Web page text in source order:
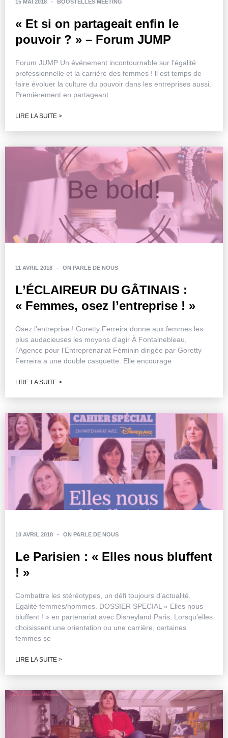
15 MAI 2018 - BOOSTELLES MEETING
« Et si on partageait enfin le
pouvoir ? » – Forum JUMP
Forum JUMP Un événement incontournable sur l’égalité
professionnelle et la carrière des femmes ! ll est temps de
faire évoluer la culture du pouvoir dans les entreprises aussi.
Premièrement en partageant
LIRE LA SUITE >
11 AVRIL 2018 - ON PARLE DE NOUS
L’ÉCLAIREUR DU GÂTINAIS :
« Femmes, osez l’entreprise ! »
Osez l’entreprise ! Goretty Ferreira donne aux femmes les
plus audacieuses les moyens d’agir À Fontainebleau,
l’Agence pour l’Entreprenariat Féminin dirigée par Goretty
Ferreira a une double casquette. Elle encourage
LIRE LA SUITE >
10 AVRIL 2018 - ON PARLE DE NOUS
Le Parisien : « Elles nous bluffent
! »
Combattre les stéréotypes, un défi toujours d’actualité.
Egalité femmes/hommes. DOSSIER SPECIAL « Elles nous
bluffent ! » en partenariat avec Disneyland Paris. Lorsqu’elles
choisissent une orientation ou une carrière, certaines
femmes se
LIRE LA SUITE >